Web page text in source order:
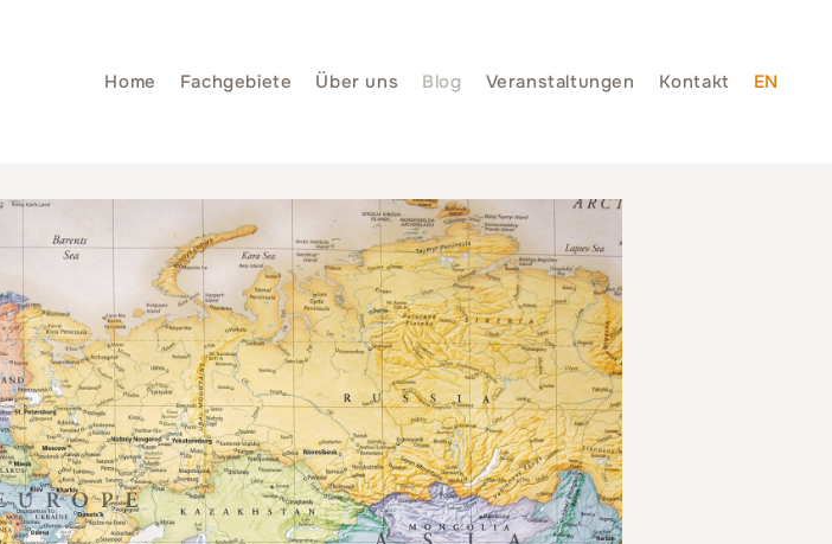
Home Fachgebiete Über uns Blog Veranstaltungen Kontakt EN